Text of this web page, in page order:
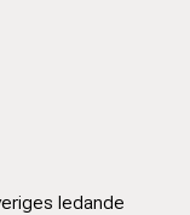
ledande